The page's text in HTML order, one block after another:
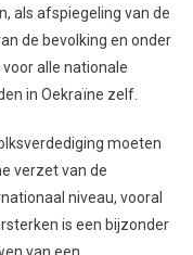
als afspiegeling van de
de bevolking en onder
alle nationale
in Oekraïne zelf.
moeten
verzet van de
niveau, vooral
is een bijzonder